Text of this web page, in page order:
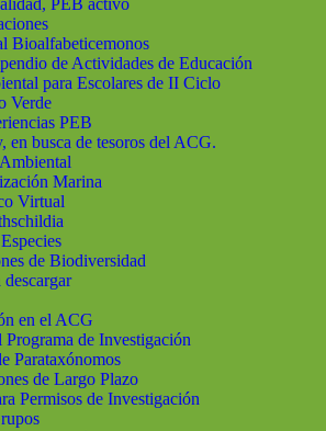
PEB activo
Bioalfabeticemonos
de Actividades de Educación
para Escolares de II Ciclo
Verde
PEB
en busca de tesoros del ACG.
Marina
Virtual
de Biodiversidad
en el ACG
de Investigación
Parataxónomos
de Largo Plazo
Permisos de Investigación